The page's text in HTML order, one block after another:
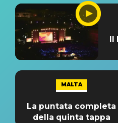
Il
MALTA
La puntata completa
della quinta tappa